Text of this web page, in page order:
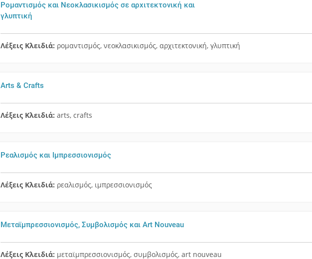
Ρομαντισμός και Νεοκλασικισμός σε αρχιτεκτονική και
γλυπτική
Λέξεις Κλειδιά: ρομαντισμός, νεοκλασικισμός, αρχιτεκτονική, γλυπτική
Arts & Crafts
Λέξεις Κλειδιά:arts, crafts
Ρεαλισμός και Ιμπρεσσιονισμός
Λέξεις Κλειδιά: ρεαλισμός, ιμπρεσσιονισμός
Μεταϊμπρεσσιονισμός, Συμβολισμός και Art Nouveau
Λέξεις Κλειδιά: μεταϊμπρεσσιονισμός, συμβολισμός, art nouveau